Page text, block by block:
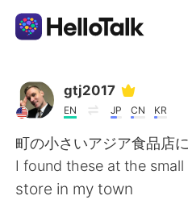
語学交換アプリ
日本語
gtj2017
EN JP CN KR
町の小さいアジア食品店
I found these at the
store in my town